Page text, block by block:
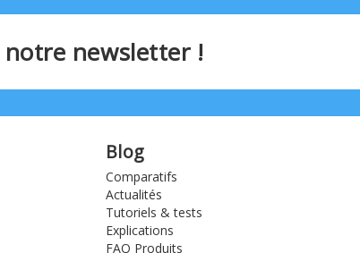
notre newsletter !
Blog
Comparatifs
Actualités
Tutoriels & tests
Explications
FAQ Produits